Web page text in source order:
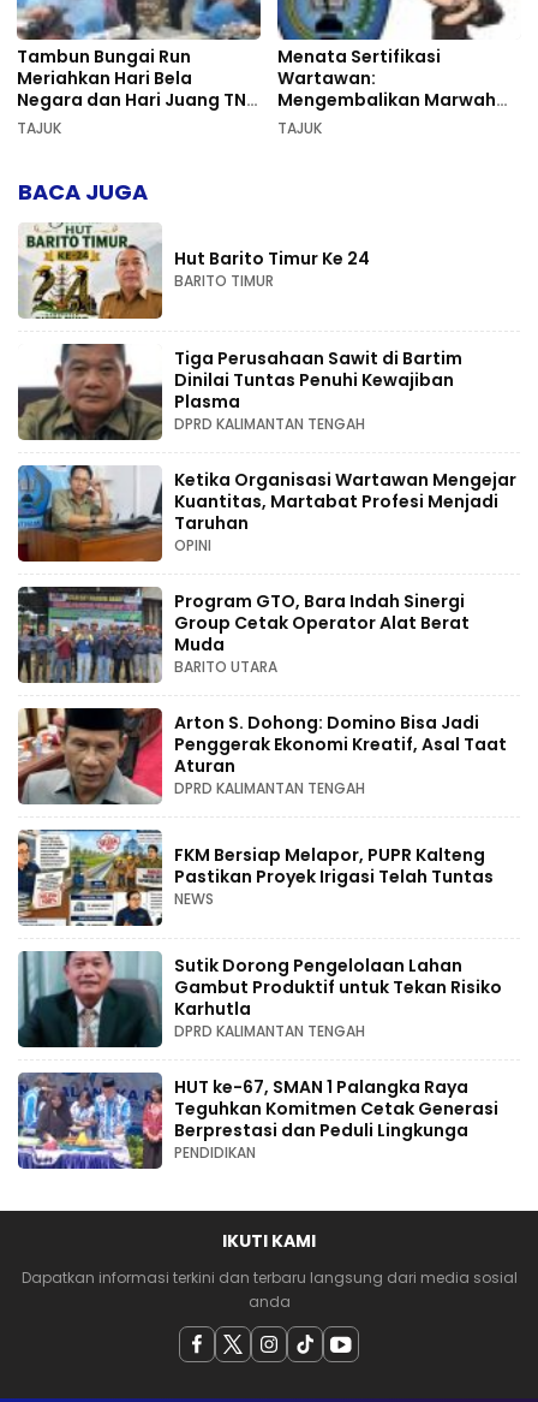
Tambun Bungai Run
Meriahkan Hari Bela
Negara dan Hari Juang TNI
AD di Palangka Raya
TAJUK
Menata Sertifikasi
Wartawan:
Mengembalikan Marwah
Pers dan Keadilan
TAJUK
BACA JUGA
Hut Barito Timur Ke 24
BARITO TIMUR
Tiga Perusahaan Sawit di Bartim
Dinilai Tuntas Penuhi Kewajiban
Plasma
DPRD KALIMANTAN TENGAH
Ketika Organisasi Wartawan Mengejar
Kuantitas, Martabat Profesi Menjadi
Taruhan
OPINI
Program GTO, Bara Indah Sinergi
Group Cetak Operator Alat Berat
Muda
BARITO UTARA
Arton S. Dohong: Domino Bisa Jadi
Penggerak Ekonomi Kreatif, Asal Taat
Aturan
DPRD KALIMANTAN TENGAH
FKM Bersiap Melapor, PUPR Kalteng
Pastikan Proyek Irigasi Telah Tuntas
NEWS
Sutik Dorong Pengelolaan Lahan
Gambut Produktif untuk Tekan Risiko
Karhutla
DPRD KALIMANTAN TENGAH
HUT ke-67, SMAN 1 Palangka Raya
Teguhkan Komitmen Cetak Generasi
Berprestasi dan Peduli Lingkunga
PENDIDIKAN
IKUTI KAMI
Dapatkan informasi terkini dan terbaru langsung dari media sosial
anda